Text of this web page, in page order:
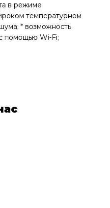
в режиме
температурном
* возможность
помощью Wi-Fi;